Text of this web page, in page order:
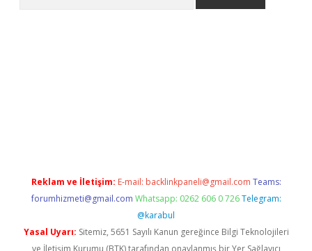
Reklam ve İletişim: E-mail: backlinkpaneli@gmail.com Teams:
forumhizmeti@gmail.com Whatsapp: 0262 606 0 726 Telegram:
@karabul
Yasal Uyarı: Sitemiz, 5651 Sayılı Kanun gereğince Bilgi Teknolojileri
ve İletişim Kurumu (BTK) tarafından onaylanmış bir Yer Sağlayıcı